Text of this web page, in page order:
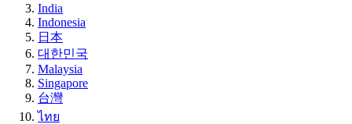
India
Indonesia
日本
대한민국
Malaysia
Singapore
台灣
ไทย